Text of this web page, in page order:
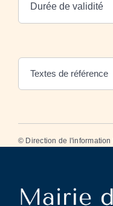
Durée de validité
Textes de référence
© Direction de